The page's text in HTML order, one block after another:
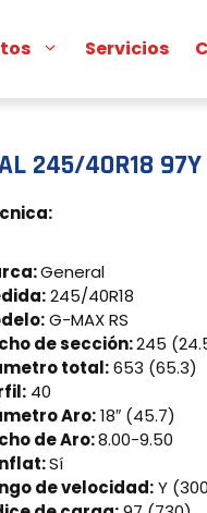
Servicios
245/40R18
General
245/40R18
G-MAX RS
de sección:245
total:653 (65.3)
40
Aro:18″ (45.7)
de Aro:8.00-9.50
Sí
de velocidad:Y